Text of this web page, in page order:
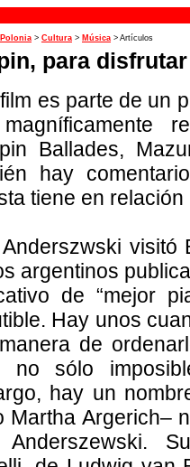
Polonia > Cultura > Música > Artículos
para disfrutar
es parte de un
Ballades,
hay
tiene en
argentinos
de “mejor
Hay unos
de
no sólo
hay un
Martha Argerich–
Anderszewski.